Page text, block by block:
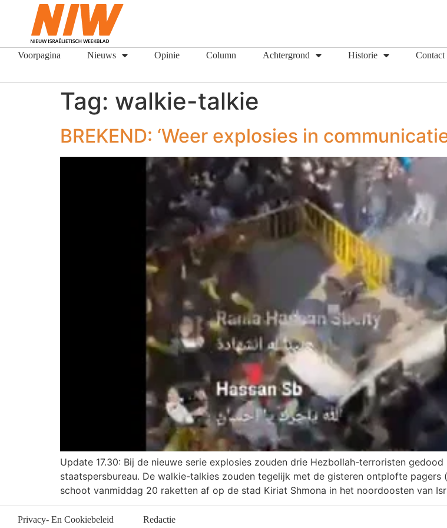
Voorpagina Nieuws Opinie Column Achtergrond Historie Contact
Tag: walkie-talkie
BREKEND: ‘Weer explosies in
Update 17.30: Bij de nieuwe serie explosies zouden drie Hezbollah-terroristen
staatspersbureau. De walkie-talkies zouden tegelijk met de gisteren ontplofte pagers
schoot vanmiddag 20 raketten af op de stad Kiriat Shmona in het noordoosten van
Privacy- En Cookiebeleid Redactie